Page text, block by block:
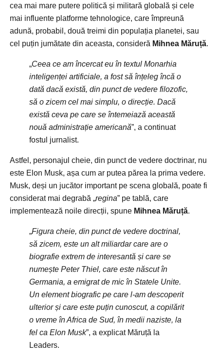
cea mai mare putere politică și militară globală și cele
mai influente platforme tehnologice, care împreună
adună, probabil, două treimi din populația planetei, sau
cel puțin jumătate din aceasta, consideră Mihnea Măruță
„Ceea ce am încercat eu în textul Monarhia
inteligenței artificiale, a fost să înțeleg încă o
dată dacă există, din punct de vedere filozofic,
să o zicem cel mai simplu, o direcție. Dacă
există ceva pe care se întemeiază această
nouă administrație americană”, a continuat
fostul jurnalist.
Astfel, personajul cheie, din punct de vedere doctrinar, nu
este Elon Musk, așa cum ar putea părea la prima vedere.
Musk, deși un jucător important pe scena globală, poate fi
considerat mai degrabă „regina” pe tablă, care
implementează noile direcții, spune Mihnea Măruță.
„Figura cheie, din punct de vedere doctrinal,
să zicem, este un alt miliardar care are o
biografie extrem de interesantă și care se
numește Peter Thiel, care este născut în
Germania, a emigrat de mic în Statele Unite.
Un element biografic pe care l-am descoperit
ulterior și care este puțin cunoscut, a copilărit
o vreme în Africa de Sud, în medii naziste, la
fel ca Elon Musk”, a explicat Măruță la
Leaders.